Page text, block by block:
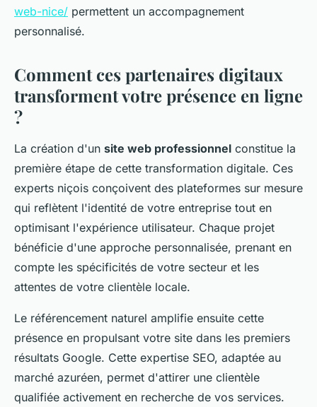
web-nice/ permettent un accompagnement
personnalisé.
Comment ces partenaires digitaux
transforment votre présence en ligne
?
La création d'un site web professionnel constitue la
première étape de cette transformation digitale. Ces
experts niçois conçoivent des plateformes sur mesure
qui reflètent l'identité de votre entreprise tout en
optimisant l'expérience utilisateur. Chaque projet
bénéficie d'une approche personnalisée, prenant en
compte les spécificités de votre secteur et les
attentes de votre clientèle locale.
Le référencement naturel amplifie ensuite cette
présence en propulsant votre site dans les premiers
résultats Google. Cette expertise SEO, adaptée au
marché azuréen, permet d'attirer une clientèle
qualifiée activement en recherche de vos services.